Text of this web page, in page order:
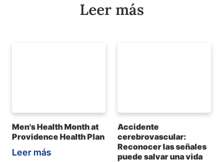
Leer más
Men's Health Month at
Providence Health Plan
Leer más
Accidente
cerebrovascular:
Reconocer las señales
puede salvar una vida